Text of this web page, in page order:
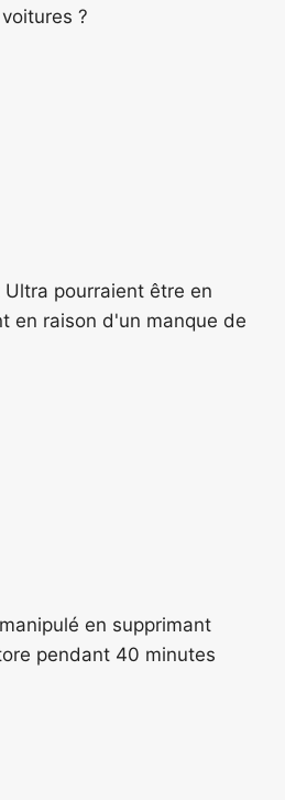
?
Ultra pourraient être en
en raison d'un manque de
en supprimant
pendant 40 minutes